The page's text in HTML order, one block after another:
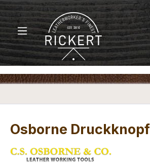
Zum Hauptinhalt springen
Osborne